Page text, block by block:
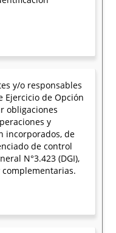
y/o responsables
Ejercicio de Opción
obligaciones
y
incorporados, de
de control
N°3.423 (DGI),